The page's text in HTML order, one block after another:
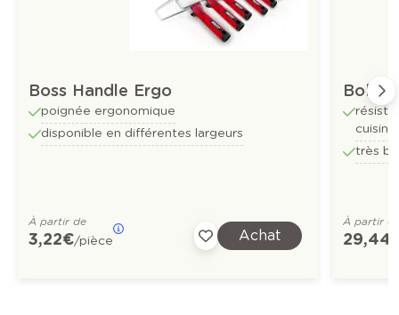
Boss Handle Ergo
poignée ergonomique
disponible en différentes largeurs
À partir de
3,22 €/pièce Achat
très
À partir
29,44